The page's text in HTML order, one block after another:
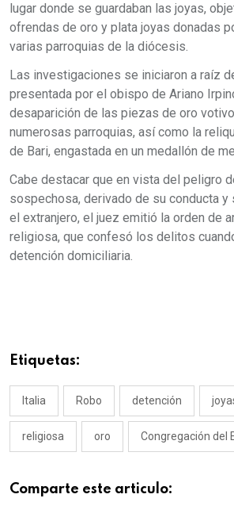
lugar donde se guardaban las joyas,
ofrendas de oro y plata joyas donadas
varias parroquias de la diócesis.
Las investigaciones se iniciaron a raíz
presentada por el obispo de Ariano
desaparición de las piezas de oro
numerosas parroquias, así como la
de Bari, engastada en un medallón de
Cabe destacar que en vista del peligro
sospechosa, derivado de su conducta y
el extranjero, el juez emitió la orden de
religiosa, que confesó los delitos
detención domiciliaria.
Etiquetas:
Italia Robo detención
religiosa oro Congregación del
Comparte este articulo: